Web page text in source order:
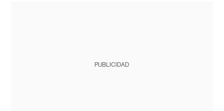
PUBLICIDAD